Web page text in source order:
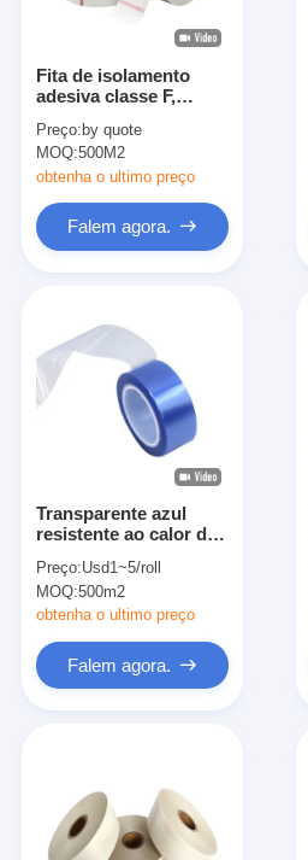
Sobre nós
Fita de isolamento
adesiva classe F,
vidro, adesivo acrílico
Preço: by quote
MOQ:500M2
obtenha o ultimo preço
Falem agora.
Transparente azul
resistente ao calor do
ESTIMAÇÃO alto da
fita da isolação do
esparadrapo da força
Preço:Usd1~5/roll
MOQ:500m2
obtenha o ultimo preço
Falem agora.